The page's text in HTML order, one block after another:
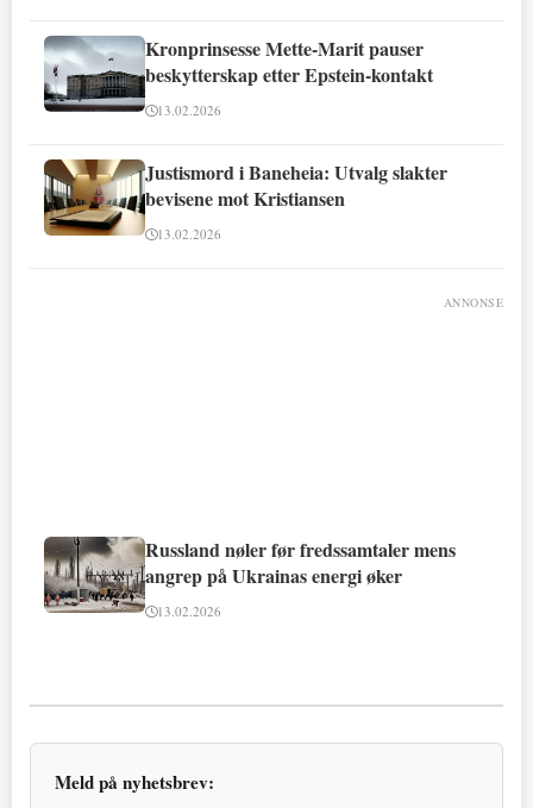
Kronprinsesse Mette-Marit pauser
beskytterskap etter Epstein-kontakt
13.02.2026
Justismord i Baneheia: Utvalg slakter
bevisene mot Kristiansen
13.02.2026
ANNONSE
Russland nøler før fredssamtaler mens
angrep på Ukrainas energi øker
13.02.2026
Meld på nyhetsbrev: